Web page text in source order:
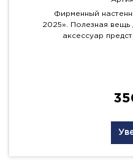
Фирменный
2025». Полезная
аксессуар